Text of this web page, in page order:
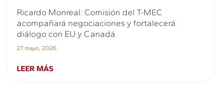
Ricardo Monreal: Comisión del T-MEC
acompañará negociaciones y fortalecerá
diálogo con EU y Canadá
27 mayo, 2026
LEER MÁS